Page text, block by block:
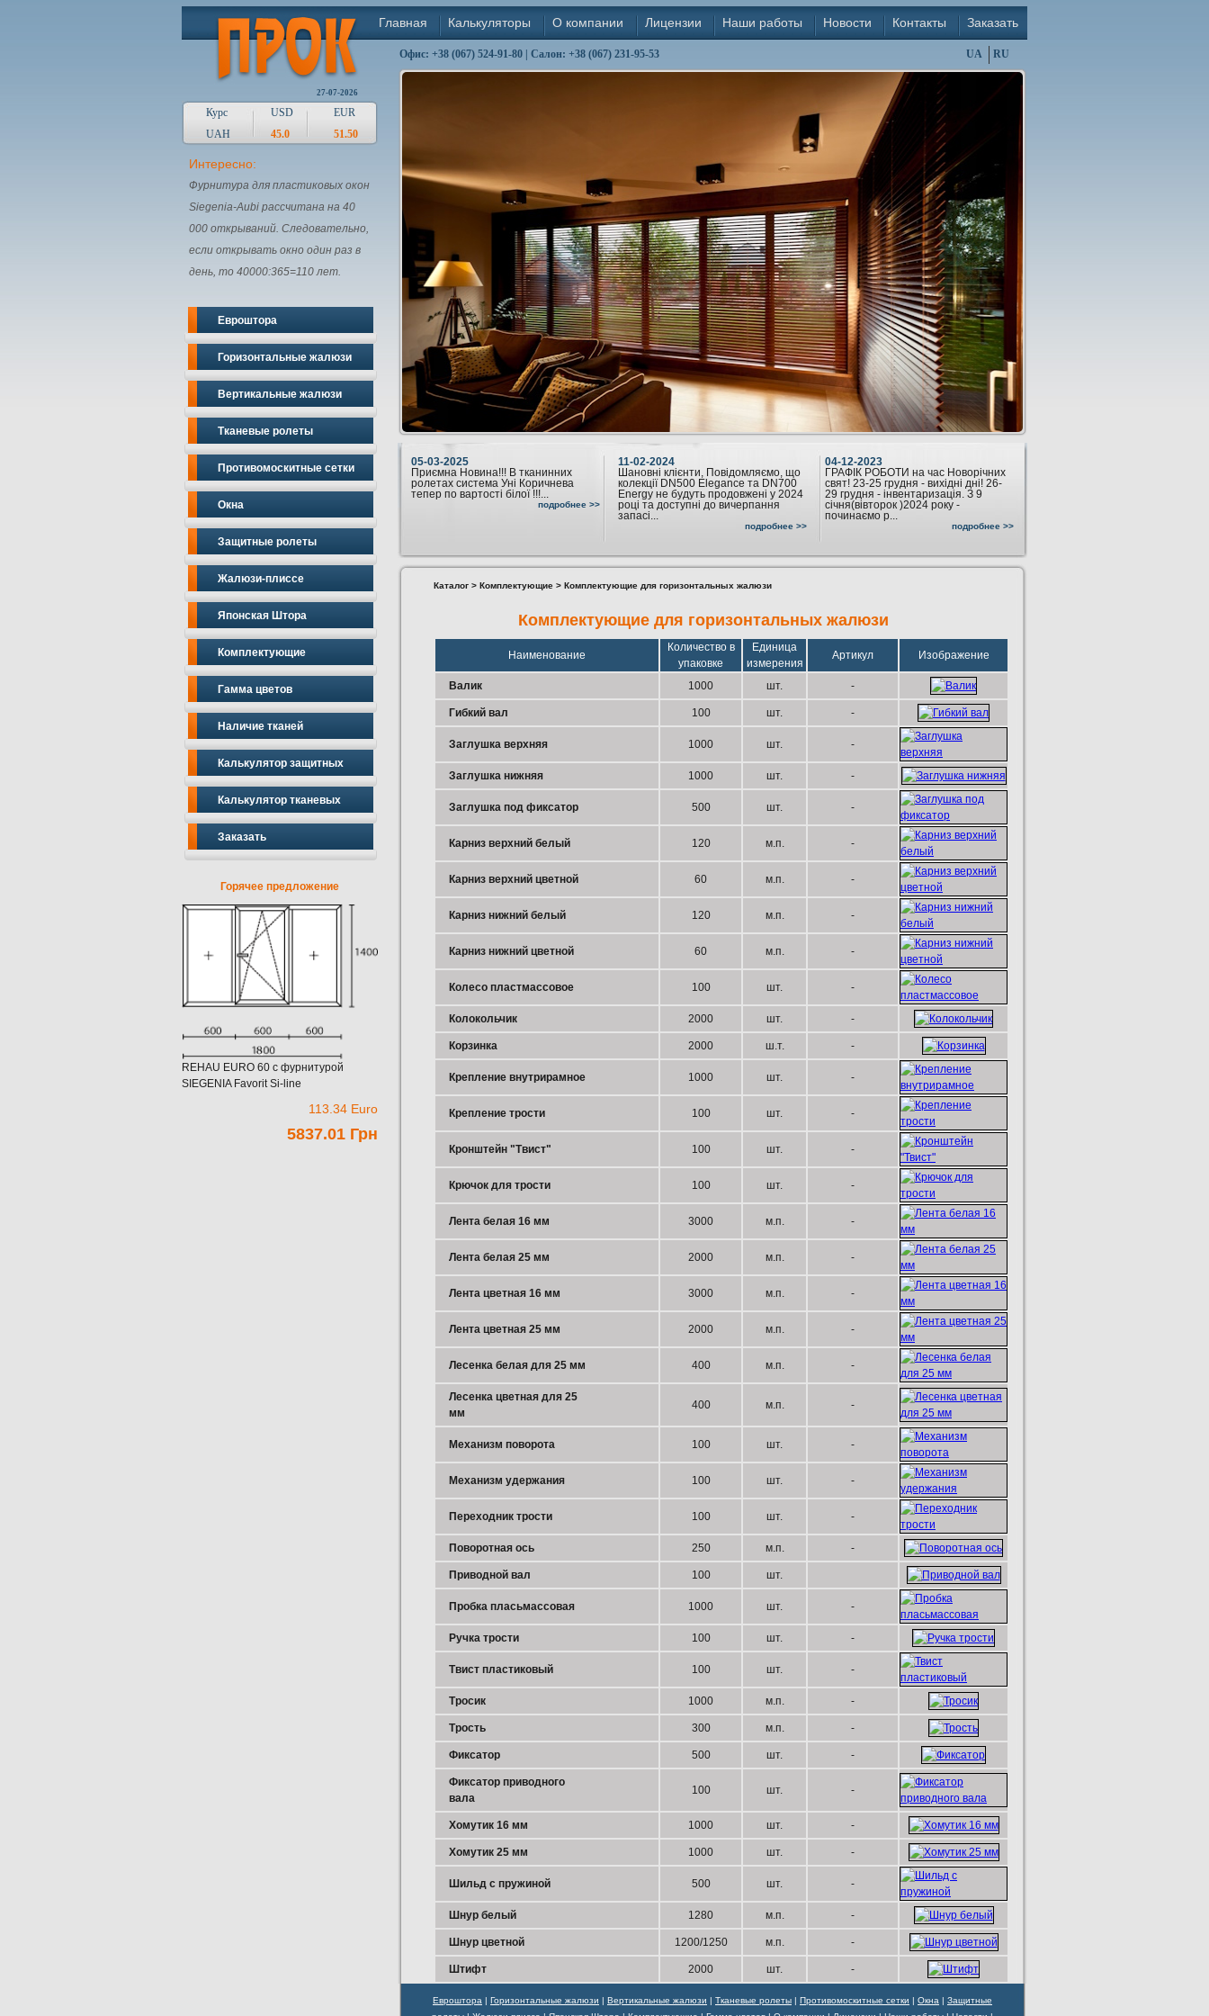
Главная Калькуляторы О компании Лицензии Наши работы Новости Контакты Заказать
Офис: +38 (067) 524-91-80 | Салон: +38 (067) 231-95-53 UA RU
27-07-2026
Курс USD
EUR
UAH
45.0 51.50
Интересно:
Фурнитура для пластиковых окон
Siegenia-Aubi рассчитана на 40
000 открываний. Следовательно,
если открывать окно один раз в
день, то 40000:365=110 лет.
Евроштора
Горизонтальные жалюзи
Вертикальные жалюзи
Тканевые ролеты
Противомоскитные сетки
Окна
Защитные ролеты
Жалюзи-плиссе
Японская Штора
Комплектующие
Гамма цветов
Наличие тканей
Калькулятор защитных
Калькулятор тканевых
Заказать
05-03-2025
Приємна Новина!!! В тканинних
ролетах система Уні Коричнева
тепер по вартості білої !!!...
подробнее >>
11-02-2024
Шановні клієнти, Повідомляємо, що
колекції DN500 Elegance та DN700
Energy не будуть продовжені у 2024
році та доступні до вичерпання
запасі...
подробнее >>
04-12-2023
ГРАФІК РОБОТИ на час Новорічних
свят! 23-25 грудня - вихідні дні! 26-
29 грудня - інвентаризація. З 9
січня(вівторок )2024 року -
починаємо р...
подробнее >>
Горячее предложение
REHAU EURO 60 c фурнитурой
SIEGENIA Favorit Si-line
113.34 Euro
5837.01 Грн
Каталог > Комплектующие > Комплектующие для горизонтальных жалюзи
Комплектующие для горизонтальных жалюзи
Наименование
Количество в
упаковке
Единица
измерения
Артикул Изображение
Валик 1000 шт. -
Гибкий вал 100 шт. -
Заглушка верхняя 1000 шт. -
Заглушка нижняя 1000 шт. -
Заглушка под фиксатор 500 шт. -
Карниз верхний белый 120 м.п. -
Карниз верхний цветной 60 м.п. -
Карниз нижний белый 120 м.п. -
Карниз нижний цветной 60 м.п. -
Колесо пластмассовое 100 шт. -
Колокольчик 2000 шт. -
Корзинка 2000 ш.т. -
Крепление внутрирамное 1000 шт. -
Крепление трости 100 шт. -
Кронштейн "Твист" 100 шт. -
Крючок для трости 100 шт. -
Лента белая 16 мм 3000 м.п. -
Лента белая 25 мм 2000 м.п. -
Лента цветная 16 мм 3000 м.п. -
Лента цветная 25 мм 2000 м.п. -
Лесенка белая для 25 мм 400 м.п. -
Лесенка цветная для 25
мм
400 м.п. -
Механизм поворота 100 шт. -
Механизм удержания 100 шт. -
Переходник трости 100 шт. -
Поворотная ось 250 м.п. -
Приводной вал 100 шт.
Пробка пласьмассовая 1000 шт. -
Ручка трости 100 шт. -
Твист пластиковый 100 шт. -
Тросик 1000 м.п. -
Трость 300 м.п. -
Фиксатор 500 шт. -
Фиксатор приводного
вала
100 шт. -
Хомутик 16 мм 1000 шт. -
Хомутик 25 мм 1000 шт. -
Шильд с пружиной 500 шт. -
Шнур белый 1280 м.п. -
Шнур цветной 1200/1250 м.п. -
Штифт 2000 шт. -
Евроштора | Горизонтальные жалюзи | Вертикальные жалюзи | Тканевые ролеты | Противомоскитные сетки | Окна | Защитные
Компания Прок. Жалюзи. Защитные роллеты.